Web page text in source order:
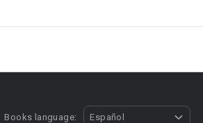
Books language: Español